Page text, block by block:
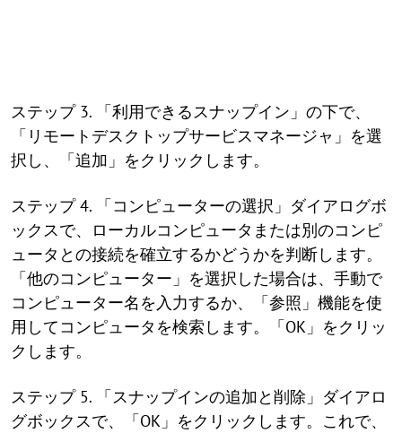
ステップ 3. 「利用できるスナップイン」の下で、
「リモートデスクトップサービスマネージャ」を選
択し、「追加」をクリックします。
ステップ 4. 「コンピューターの選択」ダイアログボ
ックスで、ローカルコンピュータまたは別のコンピ
ュータとの接続を確立するかどうかを判断します。
「他のコンピューター」を選択した場合は、手動で
コンピューター名を入力するか、「参照」機能を使
用してコンピュータを検索します。「OK」をクリッ
クします。
ステップ 5. 「スナップインの追加と削除」ダイアロ
グボックスで、「OK」をクリックします。これで、